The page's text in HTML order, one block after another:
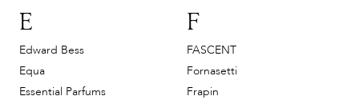
E
Edward Bess
Equa
Essential Parfums
F
FASCENT
Fornasetti
Frapin